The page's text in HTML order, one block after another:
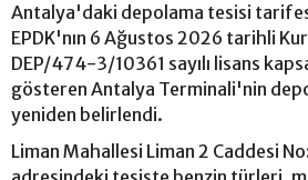
Antalya'daki depolama tesisi
EPDK'nın 6 Ağustos 2026 tarihli
DEP/474-3/10361 sayılı lisans
gösteren Antalya Terminali'nin
yeniden belirlendi.
Liman Mahallesi Liman 2 Caddesi